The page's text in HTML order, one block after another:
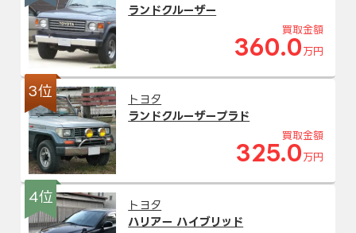
ランドクルーザー
買取金額
360.0 万円
3位
トヨタ
ランドクルーザープラド
買取金額
325.0 万円
4位
トヨタ
ハリアー ハイブリッド